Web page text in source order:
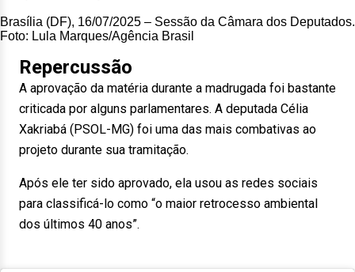
Brasília (DF), 16/07/2025 – Sessão da Câmara dos Deputados.
Foto: Lula Marques/Agência Brasil
Repercussão
A aprovação da matéria durante a madrugada foi bastante
criticada por alguns parlamentares. A deputada Célia
Xakriabá (PSOL-MG) foi uma das mais combativas ao
projeto durante sua tramitação.
Após ele ter sido aprovado, ela usou as redes sociais
para classificá-lo como “o maior retrocesso ambiental
dos últimos 40 anos”.